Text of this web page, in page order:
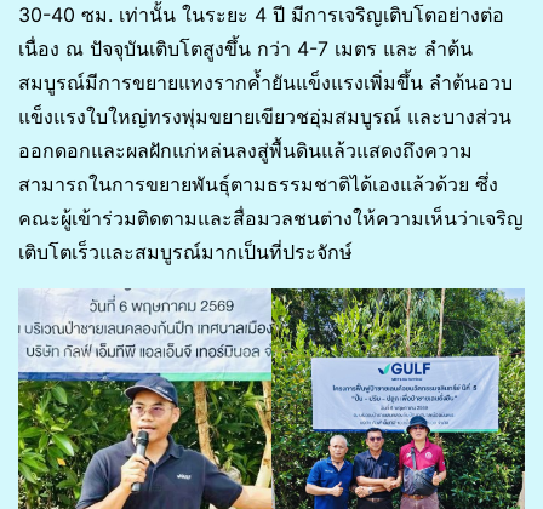
30-40 ซม. เท่านั้น ในระยะ 4 ปี มีการเจริญเติบโตอย่างต่อ
เนื่อง ณ ปัจจุบันเติบโตสูงขึ้น กว่า 4-7 เมตร และ ลำต้น
สมบูรณ์มีการขยายแทงรากค้ำยันแข็งแรงเพิ่มขึ้น ลำต้นอวบ
แข็งแรงใบใหญ่ทรงพุ่มขยายเขียวชอุ่มสมบูรณ์ และบางส่วน
ออกดอกและผลฝักแก่หล่นลงสู่พื้นดินแล้วแสดงถึงความ
สามารถในการขยายพันธุ์ตามธรรมชาติได้เองแล้วด้วย ซึ่ง
คณะผู้เข้าร่วมติดตามและสื่อมวลชนต่างให้ความเห็นว่าเจริญ
เติบโตเร็วและสมบูรณ์มากเป็นที่ประจักษ์